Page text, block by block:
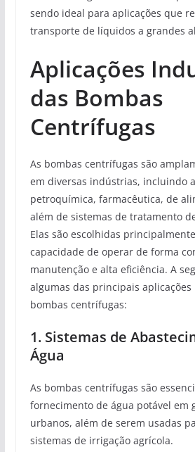
sendo ideal para aplicações que
transporte de líquidos a grandes
Aplicações
das Bombas
Centrífugas
As bombas centrífugas são
em diversas indústrias, incluindo
petroquímica, farmacêutica, de
além de sistemas de tratamento
Elas são escolhidas
capacidade de operar de forma
manutenção e alta eficiência. A
algumas das principais
bombas centrífugas:
1. Sistemas de
Água
As bombas centrífugas são
fornecimento de água potável em
urbanos, além de serem usadas
sistemas de irrigação agrícola.